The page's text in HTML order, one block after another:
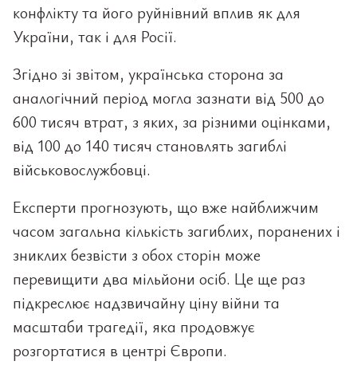
конфлікту та його руйнівний вплив як для
України, так і для Росії.
Згідно зі звітом, українська сторона за
аналогічний період могла зазнати від 500 до
600 тисяч втрат, з яких, за різними оцінками,
від 100 до 140 тисяч становлять загиблі
військовослужбовці.
Експерти прогнозують, що вже найближчим
часом загальна кількість загиблих, поранених і
зниклих безвісти з обох сторін може
перевищити два мільйони осіб. Це ще раз
підкреслює надзвичайну ціну війни та
масштаби трагедії, яка продовжує
розгортатися в центрі Європи.